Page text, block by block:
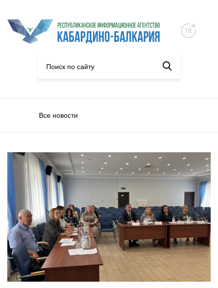
Все новости
Образование